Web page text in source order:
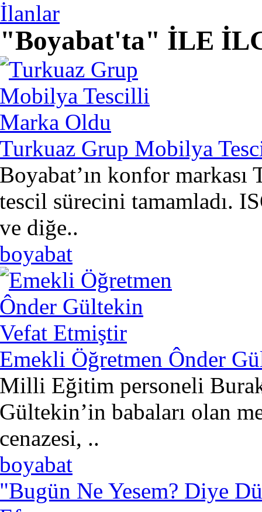
İlanlar
"Boyabat'ta" İLE
Turkuaz Grup Mobilya
Boyabat’ın konfor
tescil sürecini tamamladı.
ve diğe..
boyabat
Emekli Öğretmen Ônder
Milli Eğitim personeli
Gültekin’in babaları olan
cenazesi, ..
boyabat
"Bugün Ne Yesem? Diye